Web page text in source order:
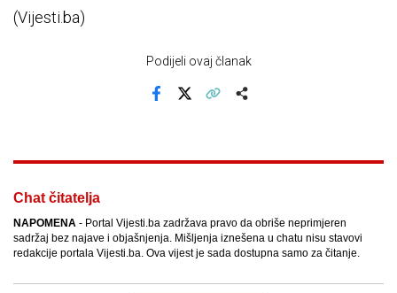
(Vijesti.ba)
Podijeli ovaj članak
Chat čitatelja
NAPOMENA - Portal Vijesti.ba zadržava pravo da obriše neprimjeren
sadržaj bez najave i objašnjenja. Mišljenja iznešena u chatu nisu stavovi
redakcije portala Vijesti.ba. Ova vijest je sada dostupna samo za čitanje.